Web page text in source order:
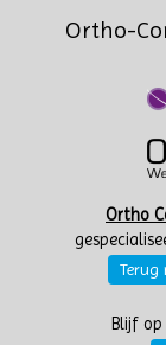
Ortho-
Ortho
Blijf